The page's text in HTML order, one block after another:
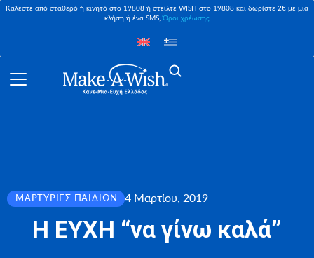
Καλέστε από σταθερό ή κινητό στο 19808 ή στείλτε WISH στο 19808 και δωρίστε 2€ με μια
κλήση ή ένα SMS,Όροι χρέωσης
ΜΑΡΤΥΡΊΕΣ ΠΑΙΔΙΏΝ 4 Μαρτίου, 2019
Η ΕΥΧΗ “να γίνω καλά”